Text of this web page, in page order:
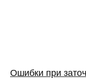
Ошибки при